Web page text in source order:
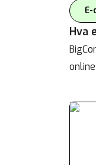
E-
Hva